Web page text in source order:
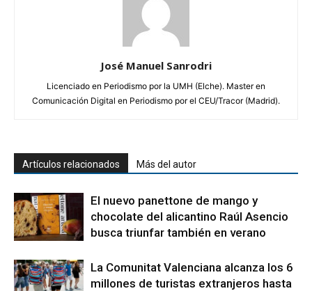
José Manuel Sanrodri
Licenciado en Periodismo por la UMH (Elche). Master en
Comunicación Digital en Periodismo por el CEU/Tracor (Madrid).
Artículos relacionados Más del autor
El nuevo panettone de mango y
chocolate del alicantino Raúl Asencio
busca triunfar también en verano
La Comunitat Valenciana alcanza los 6
millones de turistas extranjeros hasta